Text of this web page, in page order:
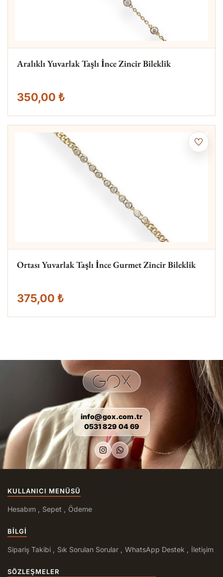
Aralıklı Yuvarlak Taşlı İnce Zincir Bileklik
350,00 ₺
Ortası Yuvarlak Taşlı İnce Gurmet Zincir Bileklik
375,00 ₺
info@gox.com.tr
0531 829 04 69
KULLANICI MENÜSÜ
Hesabım Sepet Ödeme
BILGI
Sipariş Takibi Sık Sorulan Sorular WhatsApp Destek İletişim
SÖZLEŞMELER